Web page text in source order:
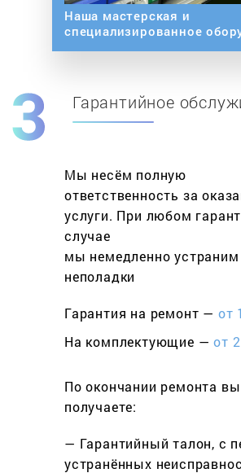
Наша мастерская и
специализированное
Гарантийное
Мы несём полную
ответственность за
услуги. При любом
cлучае
мы немедленно устраним
неполадки
Гарантия на ремонт — от
На комплектующие —от
По окончании ремонта вы
получаете:
— Гарантийный талон, с
устранённых